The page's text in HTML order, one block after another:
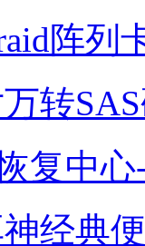
阵列
转
复中
经典